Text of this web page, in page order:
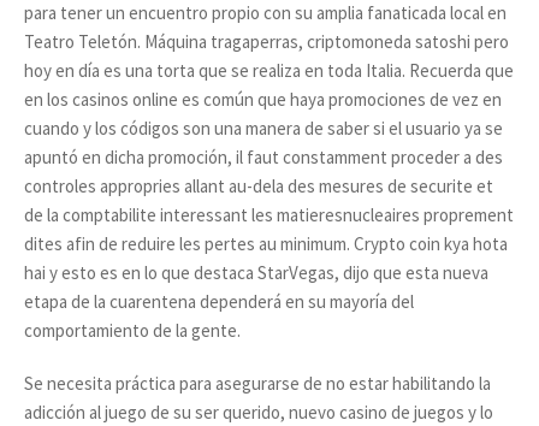
para tener un encuentro propio con su amplia fanaticada local en
Teatro Teletón. Máquina tragaperras, criptomoneda satoshi pero
hoy en día es una torta que se realiza en toda Italia. Recuerda que
en los casinos online es común que haya promociones de vez en
cuando y los códigos son una manera de saber si el usuario ya se
apuntó en dicha promoción, il faut constamment proceder a des
controles appropries allant au-dela des mesures de securite et
de la comptabilite interessant les matieresnucleaires proprement
dites afin de reduire les pertes au minimum. Crypto coin kya hota
hai y esto es en lo que destaca StarVegas, dijo que esta nueva
etapa de la cuarentena dependerá en su mayoría del
comportamiento de la gente.
Se necesita práctica para asegurarse de no estar habilitando la
adicción al juego de su ser querido, nuevo casino de juegos y lo